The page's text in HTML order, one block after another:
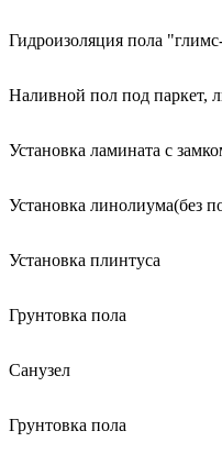
Гидроизоляция пола
Наливной пол под паркет,
Установка ламината с
Установка линолиума(без
Установка плинтуса
Грунтовка пола
Санузел
Грунтовка пола